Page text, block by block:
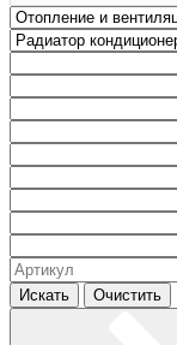
Искать Очистить